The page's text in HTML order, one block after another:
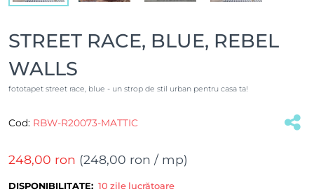
STREET RACE, BLUE, REBEL
WALLS
fototapet street race, blue - un strop de stil urban pentru casa ta!
Cod: RBW-R20073-MATTIC
248,00 ron (248,00 ron / mp)
DISPONIBILITATE: 10 zile lucrătoare